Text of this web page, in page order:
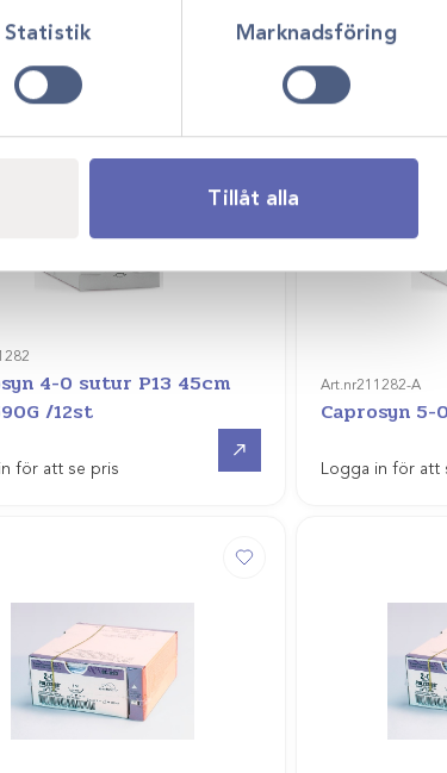
Statistik Marknadsföring
Tillåt alla
för att se pris Logga in för att
4-0 sutur P13 45cm
/12st
för att se pris
Art.nr211282-A
Caprosyn
Logga in för att